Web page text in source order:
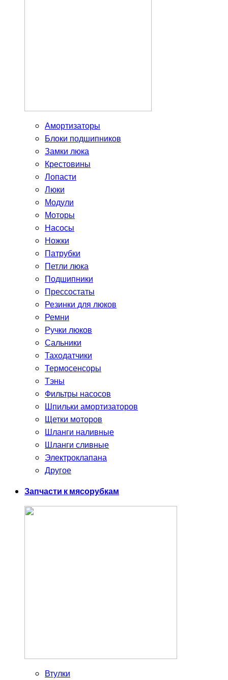
Амортизаторы
Блоки подшипников
Замки люка
Крестовины
Лопасти
Люки
Модули
Моторы
Насосы
Ножки
Патрубки
Петли люка
Подшипники
Прессостаты
Резинки для люков
Ремни
Ручки люков
Сальники
Таходатчики
Термосенсоры
Тэны
Фильтры насосов
Шпильки амортизаторов
Щетки моторов
Шланги наливные
Шланги сливные
Электроклапана
Другое
Запчасти к мясорубкам
Втулки